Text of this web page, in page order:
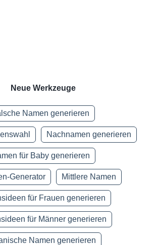
Neue Werkzeuge
Namen generieren
Nachnamen generieren
für Baby generieren
Generator Mittlere Namen
für Frauen generieren
für Männer generieren
Namen generieren